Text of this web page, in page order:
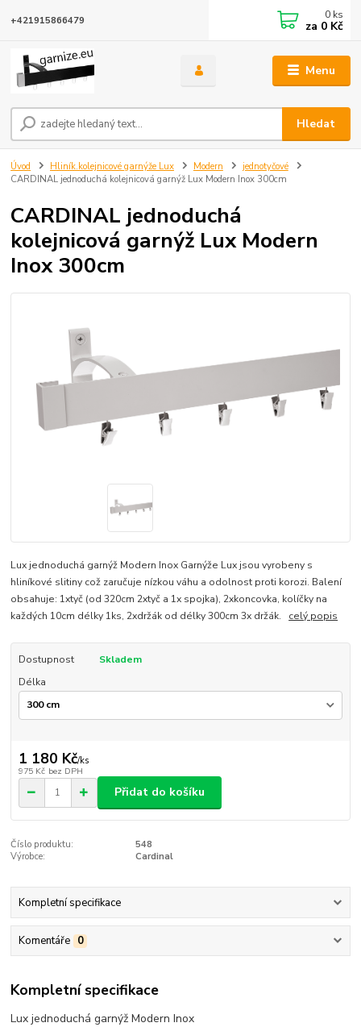
Menu
Hledat
+421915866479 0 ks
za 0 Kč
Úvod Hliník.kolejnicové garnýže Lux Modern
jednotyčové
CARDINAL jednoduchá kolejnicová garnýž Lux Modern Inox 300cm
CARDINAL jednoduchá
kolejnicová garnýž Lux Modern
Inox 300cm
Lux jednoduchá garnýž Modern Inox Garnýže Lux jsou vyrobeny s
hliníkové slitiny což zaručuje nízkou váhu a odolnost proti korozi. Balení
obsahuje: 1xtyč (od 320cm 2xtyč a 1x spojka), 2xkoncovka, kolíčky na
každých 10cm délky 1ks, 2xdržák od délky 300cm 3x držák. celý popis
Dostupnost
Skladem
Délka
1 180 Kč/ks
975 Kč bez DPH
Přidat do košíku
Číslo produktu:
548
Výrobce:
Cardinal
Kompletní specifikace
Komentáře 0
Kompletní specifikace
Lux jednoduchá garnýž Modern Inox